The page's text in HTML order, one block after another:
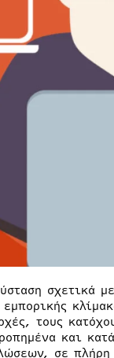
σχετικά
τους
και
σε